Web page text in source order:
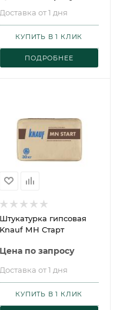
Доставка от 1 дня
ПОДРОБНЕЕ
КУПИТЬ В 1 КЛИК
Штукатурка гипсовая
Knauf МН Старт
Цена по запросу
Доставка от 1 дня
КУПИТЬ В 1 КЛИК